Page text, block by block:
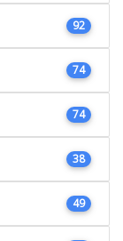
92
74
74
38
49